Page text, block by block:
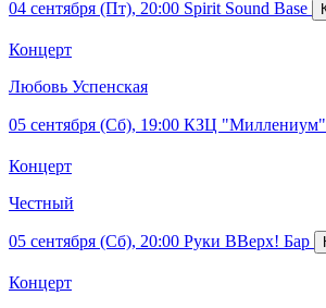
04 сентября (Пт), 20:00 Spirit Sound Base
Концерт
Любовь Успенская
05 сентября (Сб), 19:00 КЗЦ "Миллениум"
Концерт
Честный
05 сентября (Сб), 20:00 Руки ВВерх! Бар
Концерт